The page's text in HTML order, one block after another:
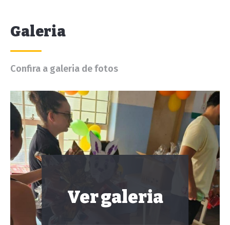
Galeria
Confira a galeria de fotos
Ver galeria